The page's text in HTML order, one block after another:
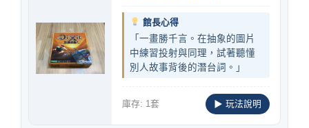
館長心得
「一畫勝千言。在抽象的圖片
中練習投射與同理，試著聽懂
別人故事背後的潛台詞。」
庫存: 1套 ▶ 玩法說明